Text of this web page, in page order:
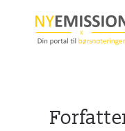
Gå til hovedindhold